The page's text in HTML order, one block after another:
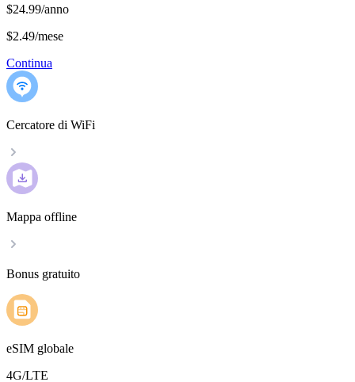
$24.99/anno
$2.49/mese
Continua
Cercatore di WiFi
Mappa offline
Bonus gratuito
eSIM globale
4G/LTE